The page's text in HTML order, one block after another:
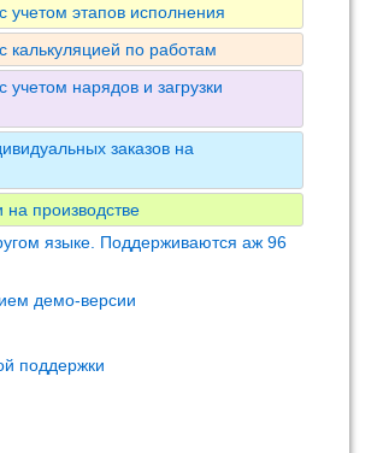
этапов исполнения
по работам
нарядов и загрузки
заказов на
на производстве
языке. Поддерживаются аж 96
демо-версии
поддержки